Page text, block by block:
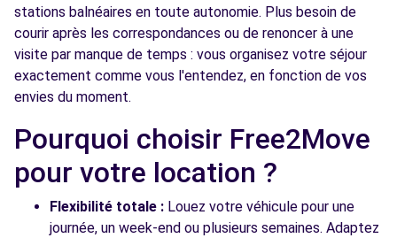
stations balnéaires en toute autonomie. Plus besoin de
courir après les correspondances ou de renoncer à une
visite par manque de temps : vous organisez votre séjour
exactement comme vous l'entendez, en fonction de vos
envies du moment.
Pourquoi choisir Free2Move
pour votre location ?
Flexibilité totale : Louez votre véhicule pour une
journée, un week-end ou plusieurs semaines. Adaptez